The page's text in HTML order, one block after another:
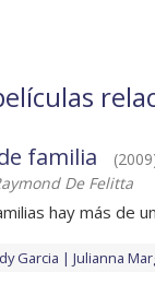
familia
De Felitta
hay más de
Garcia Julianna